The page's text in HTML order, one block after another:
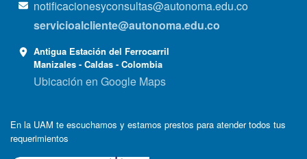
notificacionesyconsultas@autonoma.edu.co
servicioalcliente@autonoma.edu.co
Antigua Estación del Ferrocarril
Manizales - Caldas - Colombia
Ubicación en Google Maps
En la UAM te escuchamos y estamos prestos para atender todos tus
requerimientos